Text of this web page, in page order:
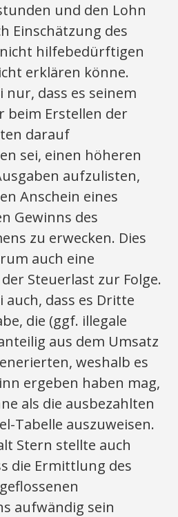
und den Lohn
Einschätzung des
hilfebedürftigen
erklären könne.
nur, dass es seinem
beim Erstellen der
darauf
sei, einen höheren
aufzulisten,
Anschein eines
Gewinns des
zu erwecken. Dies
auch eine
Steuerlast zur Folge.
auch, dass es Dritte
die (ggf. illegale
aus dem Umsatz
weshalb es
ergeben haben mag,
als die ausbezahlten
Tabelle auszuweisen.
Stern stellte auch
die Ermittlung des
aufwändig sein